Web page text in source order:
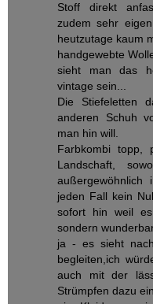
Stoff direkt
zudem sehr
heutzutage kaum
handgewebte
sieht man das
vintage sein...
Die Stiefeletten
anderen Schuh
man hin will.
Farbkombi topp,
Landschaft,
außergewöhnlich
jeden Fall kein
sofort hin weil
sondern
ja - es sieht
begleiten,ich
auch mit der
Strümpfen dazu